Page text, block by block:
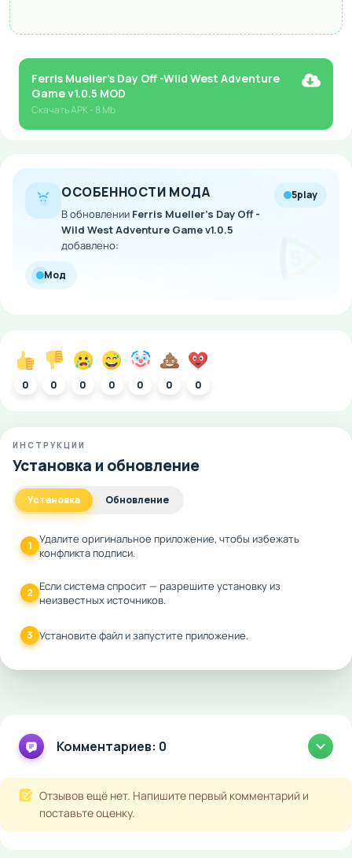
Ferris Mueller's Day Off -Wild West Adventure
Game v1.0.5 MOD
СкачатьAPK- 8 Mb
ОСОБЕННОСТИ МОДА
В обновлении Ferris Mueller's Day Off -
Wild West Adventure Game v1.0.5
добавлено:
5play
Мод
0 0 0 0 0 0 0
ИНСТРУКЦИИ
Установка и обновление
Установка Обновление
1 Удалите оригинальное приложение, чтобы избежать
конфликта подписи.
2 Если система спросит — разрешите установку из
неизвестных источников.
3 Установите файл и запустите приложение.
Комментариев: 0
Отзывов ещё нет. Напишите первый комментарий и
поставьте оценку.